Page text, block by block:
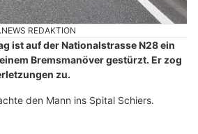
REDAKTION
ist auf der Nationalstrasse N28 ein
Bremsmanöver gestürzt. Er zog
zu.
den Mann ins Spital Schiers.